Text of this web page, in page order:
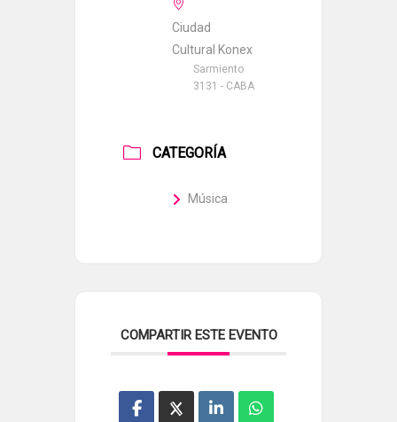
Ciudad
Cultural Konex
Sarmiento
3131 - CABA
CATEGORÍA
Música
COMPARTIR ESTE EVENTO